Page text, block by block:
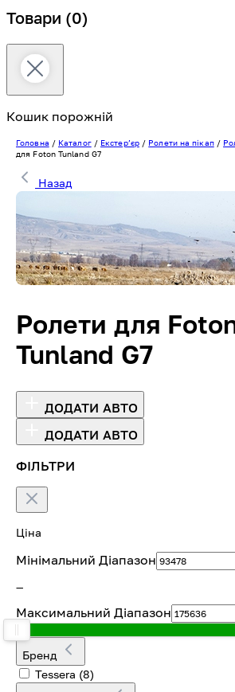
Товари (0)
Кошик порожній
Головна / Каталог/ Екстерʼєр/ Ролети на пікап/
для Foton Tunland G7
Назад
Ролети для
Tunland G7
ДОДАТИ АВТО
ДОДАТИ АВТО
ФІЛЬТРИ
Ціна
Мінімальний Діапазон
—
Максимальний Діапазон
Бренд
Tessera (8)